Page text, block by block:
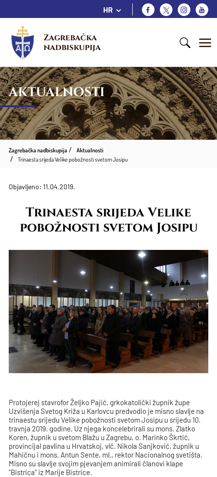
HR
Zagrebačka
nadbiskupija
AKTUALNOSTI
Zagrebačka nadbiskupija
Aktualnosti
Trinaesta srijeda Velike pobožnosti svetom Josipu
Objavljeno: 11.04.2019.
Trinaesta srijeda Velike
pobožnosti svetom Josipu
Protojerej stavrofor Željko Pajić, grkokatolički župnik župe
Uzvišenja Svetog Križa u Karlovcu predvodio je misno slavlje na
trinaestu srijedu Velike pobožnosti svetom Josipu u srijedu 10.
travnja 2019. godine. Uz njega koncelebrirali su mons. Zlatko
Koren, župnik u svetom Blažu u Zagrebu, o. Marinko Škrtić,
provincijal pavlina u Hrvatskoj, vlč. Nikola Sanjković, župnik u
Mahičnu i mons. Antun Sente, ml., rektor Nacionalnog svetišta.
Misno su slavlje svojim pjevanjem animirali članovi klape
"Bistrica" iz Marije Bistrice.